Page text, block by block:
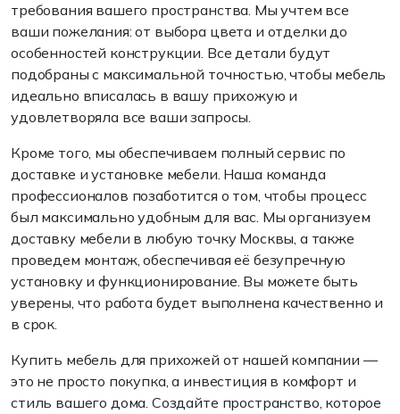
требования вашего пространства. Мы учтем все
ваши пожелания: от выбора цвета и отделки до
особенностей конструкции. Все детали будут
подобраны с максимальной точностью, чтобы мебель
идеально вписалась в вашу прихожую и
удовлетворяла все ваши запросы.
Кроме того, мы обеспечиваем полный сервис по
доставке и установке мебели. Наша команда
профессионалов позаботится о том, чтобы процесс
был максимально удобным для вас. Мы организуем
доставку мебели в любую точку Москвы, а также
проведем монтаж, обеспечивая её безупречную
установку и функционирование. Вы можете быть
уверены, что работа будет выполнена качественно и
в срок.
Купить мебель для прихожей от нашей компании —
это не просто покупка, а инвестиция в комфорт и
стиль вашего дома. Создайте пространство, которое